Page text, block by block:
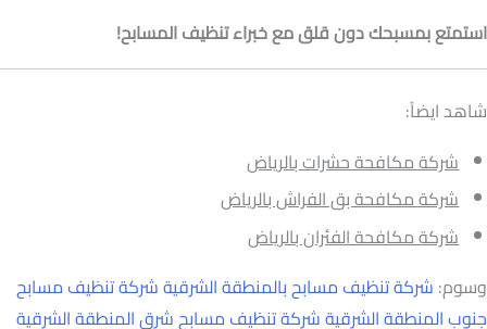
استمتع بمسبحك دون قلق مع خبراء تنظيف المسابح!
شاهد ايضاً:
شركة مكافحة حشرات بالرياض
شركة مكافحة بق الفراش بالرياض
شركة مكافحة الفئران بالرياض
وسوم: شركة تنظيف مسابح بالمنطقة الشرقيةشركة تنظيف مسابح
جنوب المنطقة الشرقيةشركة تنظيف مسابح شرق المنطقة الشرقية